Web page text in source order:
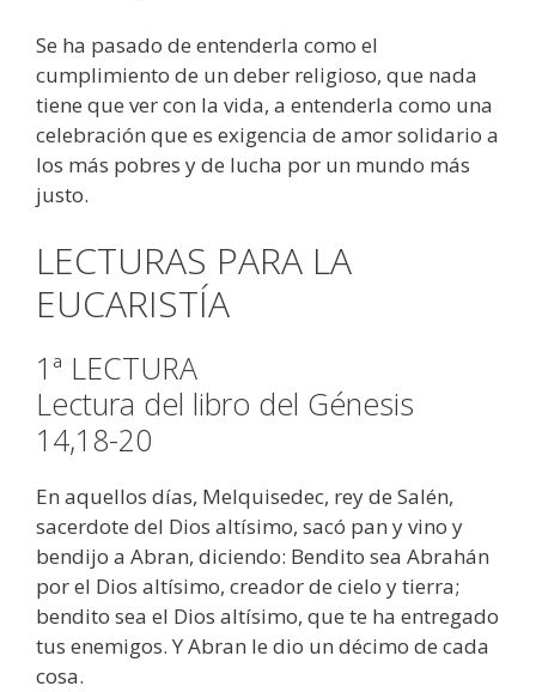
Se ha pasado de entenderla como el
cumplimiento de un deber religioso, que nada
tiene que ver con la vida, a entenderla como una
celebración que es exigencia de amor solidario a
los más pobres y de lucha por un mundo más
justo.
LECTURAS PARA LA
EUCARISTÍA
1ª LECTURA
Lectura del libro del Génesis
14,18-20
En aquellos días, Melquisedec, rey de Salén,
sacerdote del Dios altísimo, sacó pan y vino y
bendijo a Abran, diciendo: Bendito sea Abrahán
por el Dios altísimo, creador de cielo y tierra;
bendito sea el Dios altísimo, que te ha entregado
tus enemigos. Y Abran le dio un décimo de cada
cosa.